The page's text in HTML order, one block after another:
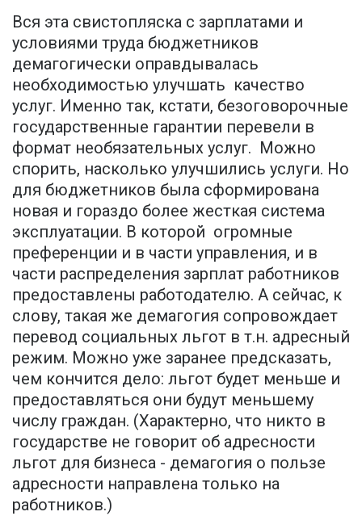
Вся эта свистопляска с зарплатами и
условиями труда бюджетников
демагогически оправдывалась
необходимостью улучшать качество
услуг. Именно так, кстати, безоговорочные
государственные гарантии перевели в
формат необязательных услуг. Можно
спорить, насколько улучшились услуги. Но
для бюджетников была сформирована
новая и гораздо более жесткая система
эксплуатации. В которой огромные
преференции и в части управления, и в
части распределения зарплат работников
предоставлены работодателю. А сейчас, к
слову, такая же демагогия сопровождает
перевод социальных льгот в т.н. адресный
режим. Можно уже заранее предсказать,
чем кончится дело: льгот будет меньше и
предоставляться они будут меньшему
числу граждан. (Характерно, что никто в
государстве не говорит об адресности
льгот для бизнеса - демагогия о пользе
адресности направлена только на
работников.)